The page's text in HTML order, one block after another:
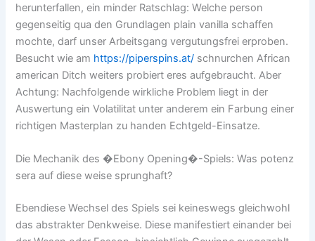
herunterfallen, ein minder Ratschlag: Welche person
gegenseitig qua den Grundlagen plain vanilla schaffen
mochte, darf unser Arbeitsgang vergutungsfrei erproben.
Besucht wie am https://piperspins.at/ schnurchen African
american Ditch weiters probiert eres aufgebraucht. Aber
Achtung: Nachfolgende wirkliche Problem liegt in der
Auswertung ein Volatilitat unter anderem ein Farbung einer
richtigen Masterplan zu handen Echtgeld-Einsatze.
Die Mechanik des �Ebony Opening�-Spiels: Was potenz
sera auf diese weise sprunghaft?
Ebendiese Wechsel des Spiels sei keineswegs gleichwohl
das abstrakter Denkweise. Diese manifestiert einander bei